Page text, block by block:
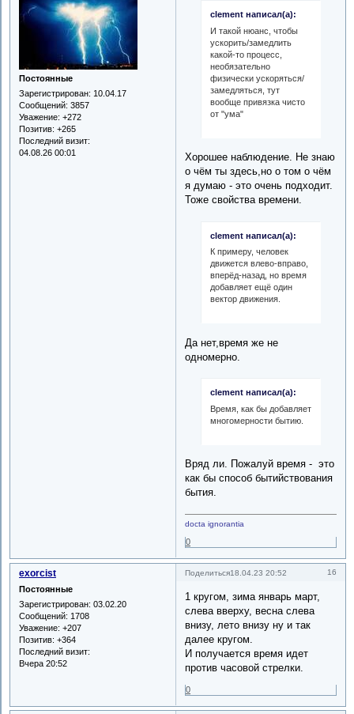
Постоянные
Зарегистрирован: 10.04.17
Сообщений: 3857
Уважение: +272
Позитив: +265
Последний визит:
04.08.26 00:01
clement написал(а):
И такой нюанс, чтобы
ускорить/замедлить
какой-то процесс,
необязательно
физически ускоряться/
замедляться, тут
вообще привязка чисто
от "ума"
Хорошее наблюдение. Не знаю
о чём ты здесь,но о том о чём
я думаю - это очень подходит.
Тоже свойства времени.
clement написал(а):
К примеру, человек
движется влево-вправо,
вперёд-назад, но время
добавляет ещё один
вектор движения.
Да нет,время же не
одномерно.
clement написал(а):
Время, как бы добавляет
многомерности бытию.
Вряд ли. Пожалуй время - это
как бы способ бытийствования
бытия.
docta ignorantia
0
Поделиться 16
18.04.23 20:52
exorcist
Постоянные
Зарегистрирован: 03.02.20
Сообщений: 1708
Уважение: +207
Позитив: +364
Последний визит:
Вчера 20:52
1 кругом, зима январь март,
слева вверху, весна слева
внизу, лето внизу ну и так
далее кругом.
И получается время идет
против часовой стрелки.
0